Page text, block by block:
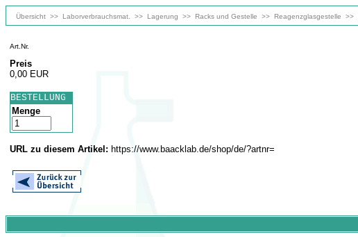
Übersicht >> Laborverbrauchsmat. >> Lagerung >> Racks und Gestelle >> Reagenzglasgestelle >>
Art.Nr.
Preis
0,00 EUR
BESTELLUNG
Menge
URL zu diesem Artikel: https://www.baacklab.de/shop/de/?artnr=